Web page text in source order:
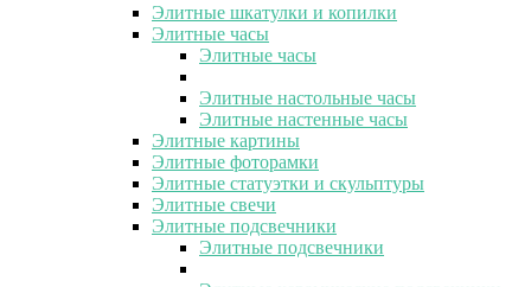
Элитные шкатулки и копилки
Элитные часы
Элитные часы
Элитные настольные часы
Элитные настенные часы
Элитные картины
Элитные фоторамки
Элитные статуэтки и скульптуры
Элитные свечи
Элитные подсвечники
Элитные подсвечники